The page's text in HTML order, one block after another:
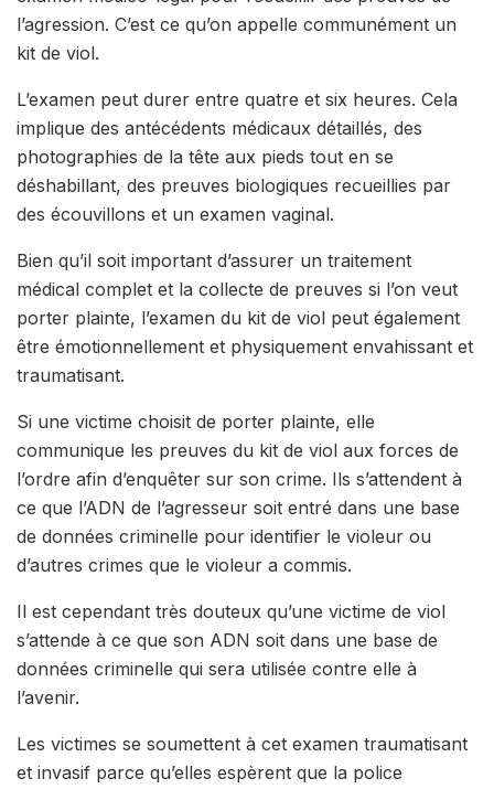
l’agression. C’est ce qu’on appelle communément un
kit de viol.
L’examen peut durer entre quatre et six heures. Cela
implique des antécédents médicaux détaillés, des
photographies de la tête aux pieds tout en se
déshabillant, des preuves biologiques recueillies par
des écouvillons et un examen vaginal.
Bien qu’il soit important d’assurer un traitement
médical complet et la collecte de preuves si l’on veut
porter plainte, l’examen du kit de viol peut également
être émotionnellement et physiquement envahissant et
traumatisant.
Si une victime choisit de porter plainte, elle
communique les preuves du kit de viol aux forces de
l’ordre afin d’enquêter sur son crime. Ils s’attendent à
ce que l’ADN de l’agresseur soit entré dans une base
de données criminelle pour identifier le violeur ou
d’autres crimes que le violeur a commis.
Il est cependant très douteux qu’une victime de viol
s’attende à ce que son ADN soit dans une base de
données criminelle qui sera utilisée contre elle à
l’avenir.
Les victimes se soumettent à cet examen traumatisant
et invasif parce qu’elles espèrent que la police